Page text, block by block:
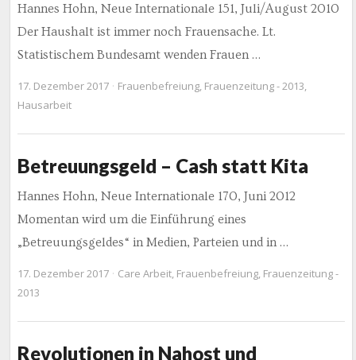
Hannes Hohn, Neue Internationale 151, Juli/August 2010
Der Haushalt ist immer noch Frauensache. Lt.
Statistischem Bundesamt wenden Frauen …
17. Dezember 2017 Frauenbefreiung, Frauenzeitung - 2013,
Hausarbeit
Betreuungsgeld – Cash statt Kita
Hannes Hohn, Neue Internationale 170, Juni 2012
Momentan wird um die Einführung eines
„Betreuungsgeldes“ in Medien, Parteien und in …
17. Dezember 2017 Care Arbeit, Frauenbefreiung, Frauenzeitung -
2013
Revolutionen in Nahost und